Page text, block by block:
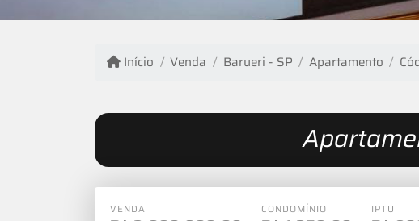
Início Venda Barueri - SP Apartamento
VENDA CONDOMÍNIO IPTU